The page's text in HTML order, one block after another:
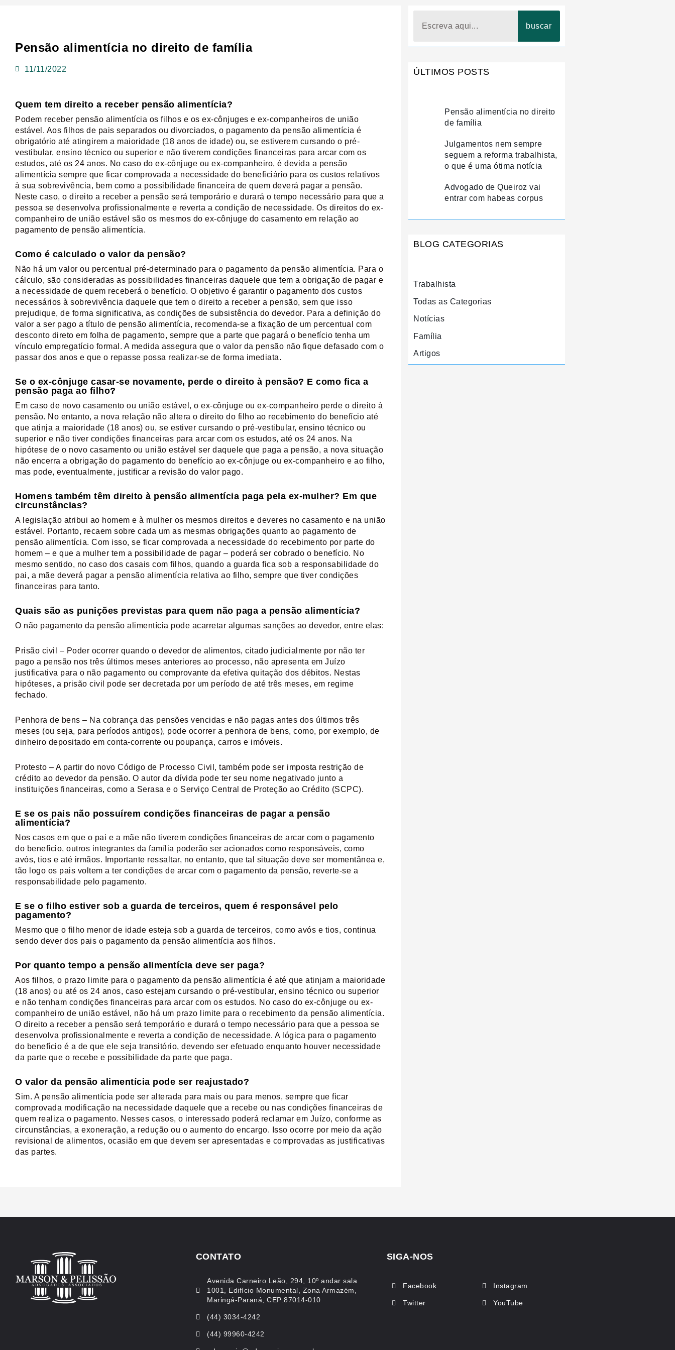
Pensão alimentícia no direito de família
11/11/2022
Quem tem direito a receber pensão alimentícia?
Podem receber pensão alimentícia os filhos e os ex-cônjuges e ex-companheiros de união
estável. Aos filhos de pais separados ou divorciados, o pagamento da pensão alimentícia é
obrigatório até atingirem a maioridade (18 anos de idade) ou, se estiverem cursando o pré-
vestibular, ensino técnico ou superior e não tiverem condições financeiras para arcar com os
estudos, até os 24 anos. No caso do ex-cônjuge ou ex-companheiro, é devida a pensão
alimentícia sempre que ficar comprovada a necessidade do beneficiário para os custos relativos
à sua sobrevivência, bem como a possibilidade financeira de quem deverá pagar a pensão.
Neste caso, o direito a receber a pensão será temporário e durará o tempo necessário para que a
pessoa se desenvolva profissionalmente e reverta a condição de necessidade. Os direitos do ex-
companheiro de união estável são os mesmos do ex-cônjuge do casamento em relação ao
pagamento de pensão alimentícia.
Como é calculado o valor da pensão?
Não há um valor ou percentual pré-determinado para o pagamento da pensão alimentícia. Para o
cálculo, são consideradas as possibilidades financeiras daquele que tem a obrigação de pagar e
a necessidade de quem receberá o benefício. O objetivo é garantir o pagamento dos custos
necessários à sobrevivência daquele que tem o direito a receber a pensão, sem que isso
prejudique, de forma significativa, as condições de subsistência do devedor. Para a definição do
valor a ser pago a título de pensão alimentícia, recomenda-se a fixação de um percentual com
desconto direto em folha de pagamento, sempre que a parte que pagará o benefício tenha um
vínculo empregatício formal. A medida assegura que o valor da pensão não fique defasado com o
passar dos anos e que o repasse possa realizar-se de forma imediata.
Se o ex-cônjuge casar-se novamente, perde o direito à pensão? E como fica a
pensão paga ao filho?
Em caso de novo casamento ou união estável, o ex-cônjuge ou ex-companheiro perde o direito à
pensão. No entanto, a nova relação não altera o direito do filho ao recebimento do benefício até
que atinja a maioridade (18 anos) ou, se estiver cursando o pré-vestibular, ensino técnico ou
superior e não tiver condições financeiras para arcar com os estudos, até os 24 anos. Na
hipótese de o novo casamento ou união estável ser daquele que paga a pensão, a nova situação
não encerra a obrigação do pagamento do benefício ao ex-cônjuge ou ex-companheiro e ao filho,
mas pode, eventualmente, justificar a revisão do valor pago.
Homens também têm direito à pensão alimentícia paga pela ex-mulher? Em que
circunstâncias?
A legislação atribui ao homem e à mulher os mesmos direitos e deveres no casamento e na união
estável. Portanto, recaem sobre cada um as mesmas obrigações quanto ao pagamento de
pensão alimentícia. Com isso, se ficar comprovada a necessidade do recebimento por parte do
homem – e que a mulher tem a possibilidade de pagar – poderá ser cobrado o benefício. No
mesmo sentido, no caso dos casais com filhos, quando a guarda fica sob a responsabilidade do
pai, a mãe deverá pagar a pensão alimentícia relativa ao filho, sempre que tiver condições
financeiras para tanto.
Quais são as punições previstas para quem não paga a pensão alimentícia?
O não pagamento da pensão alimentícia pode acarretar algumas sanções ao devedor, entre elas:
Prisão civil – Poder ocorrer quando o devedor de alimentos, citado judicialmente por não ter
pago a pensão nos três últimos meses anteriores ao processo, não apresenta em Juízo
justificativa para o não pagamento ou comprovante da efetiva quitação dos débitos. Nestas
hipóteses, a prisão civil pode ser decretada por um período de até três meses, em regime
fechado.
Penhora de bens – Na cobrança das pensões vencidas e não pagas antes dos últimos três
meses (ou seja, para períodos antigos), pode ocorrer a penhora de bens, como, por exemplo, de
dinheiro depositado em conta-corrente ou poupança, carros e imóveis.
Protesto – A partir do novo Código de Processo Civil, também pode ser imposta restrição de
crédito ao devedor da pensão. O autor da dívida pode ter seu nome negativado junto a
instituições financeiras, como a Serasa e o Serviço Central de Proteção ao Crédito (SCPC).
E se os pais não possuírem condições financeiras de pagar a pensão
alimentícia?
Nos casos em que o pai e a mãe não tiverem condições financeiras de arcar com o pagamento
do benefício, outros integrantes da família poderão ser acionados como responsáveis, como
avós, tios e até irmãos. Importante ressaltar, no entanto, que tal situação deve ser momentânea e,
tão logo os pais voltem a ter condições de arcar com o pagamento da pensão, reverte-se a
responsabilidade pelo pagamento.
E se o filho estiver sob a guarda de terceiros, quem é responsável pelo
pagamento?
Mesmo que o filho menor de idade esteja sob a guarda de terceiros, como avós e tios, continua
sendo dever dos pais o pagamento da pensão alimentícia aos filhos.
Por quanto tempo a pensão alimentícia deve ser paga?
Aos filhos, o prazo limite para o pagamento da pensão alimentícia é até que atinjam a maioridade
(18 anos) ou até os 24 anos, caso estejam cursando o pré-vestibular, ensino técnico ou superior
e não tenham condições financeiras para arcar com os estudos. No caso do ex-cônjuge ou ex-
companheiro de união estável, não há um prazo limite para o recebimento da pensão alimentícia.
O direito a receber a pensão será temporário e durará o tempo necessário para que a pessoa se
desenvolva profissionalmente e reverta a condição de necessidade. A lógica para o pagamento
do benefício é a de que ele seja transitório, devendo ser efetuado enquanto houver necessidade
da parte que o recebe e possibilidade da parte que paga.
O valor da pensão alimentícia pode ser reajustado?
Sim. A pensão alimentícia pode ser alterada para mais ou para menos, sempre que ficar
comprovada modificação na necessidade daquele que a recebe ou nas condições financeiras de
quem realiza o pagamento. Nesses casos, o interessado poderá reclamar em Juízo, conforme as
circunstâncias, a exoneração, a redução ou o aumento do encargo. Isso ocorre por meio da ação
revisional de alimentos, ocasião em que devem ser apresentadas e comprovadas as justificativas
das partes.
buscar
ÚLTIMOS POSTS
Pensão alimentícia no direito
de família
Julgamentos nem sempre
seguem a reforma trabalhista,
o que é uma ótima notícia
Advogado de Queiroz vai
entrar com habeas corpus
BLOG CATEGORIAS
Trabalhista
Todas as Categorias
Notícias
Família
Artigos
CONTATO
Avenida Carneiro Leão, 294, 10º andar sala
1001, Edifício Monumental, Zona Armazém,
Maringá-Paraná, CEP:87014-010
(44) 3034-4242
(44) 99960-4242
SIGA-NOS
Facebook
Twitter
Instagram
YouTube